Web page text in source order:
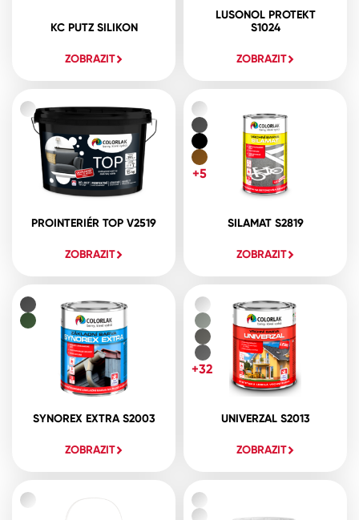
KC PUTZ SILIKON
ZOBRAZIT
LUSONOL PROTEKT
S1024
ZOBRAZIT
PROINTERIÉR TOP V2519
ZOBRAZIT
SILAMAT S2819
ZOBRAZIT
+5
SYNOREX EXTRA S2003
ZOBRAZIT
UNIVERZAL S2013
ZOBRAZIT
+32